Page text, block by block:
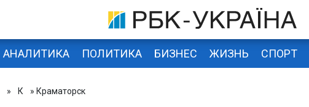
АНАЛИТИКА ПОЛИТИКА БИЗНЕС ЖИЗНЬ СПОРТ
» К » Краматорск